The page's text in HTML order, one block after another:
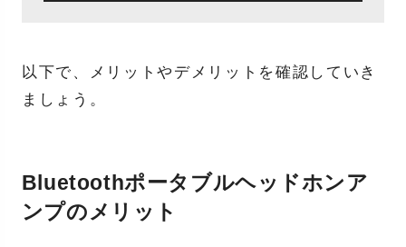
以下で、メリットやデメリットを確認していき
ましょう。
Bluetoothポータブルヘッドホンア
ンプのメリット